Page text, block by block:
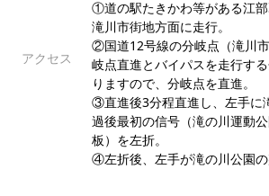
アクセス
①道の駅たきかわ等がある江部
滝川市街地方面に走行。
②国道12号線の分岐点（滝川
岐点直進とバイパスを走行す
りますので、分岐点を直進。
③直進後3分程直進し、左手に
過後最初の信号（滝の川運動
板）を左折。
④左折後、左手が滝の川公園